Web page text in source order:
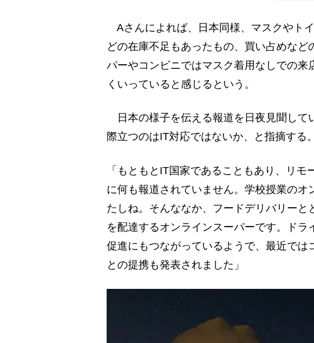
Aさんによれば、日本同様、マスクやト
どの在庫不足もあったもの、買い占めな
パーやコンビニではマスク着用なしでの来
くいっていると感じるという。
日本の様子を伝える報道を日夜見聞して
際立つのはIT対応ではないか、と指摘する。
「もともとIT国家であることもあり、リ
に何も報道されていません。学校授業のオ
たしね。そんななか、フードデリバリー
を配達するオンラインスーパーです。ド
促進にもつながっているようで、最近で
との提携も発表されました」